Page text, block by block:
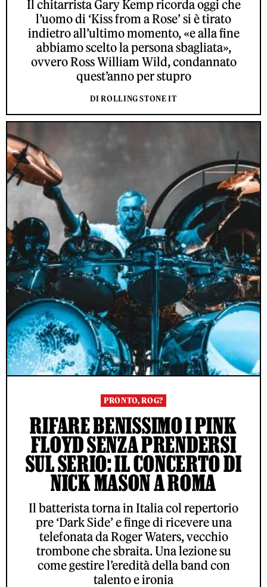
Il chitarrista Gary Kemp ricorda oggi che
l’uomo di ‘Kiss from a Rose’ si è tirato
indietro all’ultimo momento, «e alla fine
abbiamo scelto la persona sbagliata»,
ovvero Ross William Wild, condannato
quest’anno per stupro
DI ROLLING STONE IT
PRONTO, ROG?
RIFARE BENISSIMO I PINK
FLOYD SENZA PRENDERSI
SUL SERIO: IL CONCERTO DI
NICK MASON A ROMA
Il batterista torna in Italia col repertorio
pre ‘Dark Side’ e finge di ricevere una
telefonata da Roger Waters, vecchio
trombone che sbraita. Una lezione su
come gestire l’eredità della band con
talento e ironia